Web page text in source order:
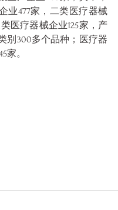
业477家，二类医疗器械
医疗器械企业125家，产
别300多个品种；医疗器
家。